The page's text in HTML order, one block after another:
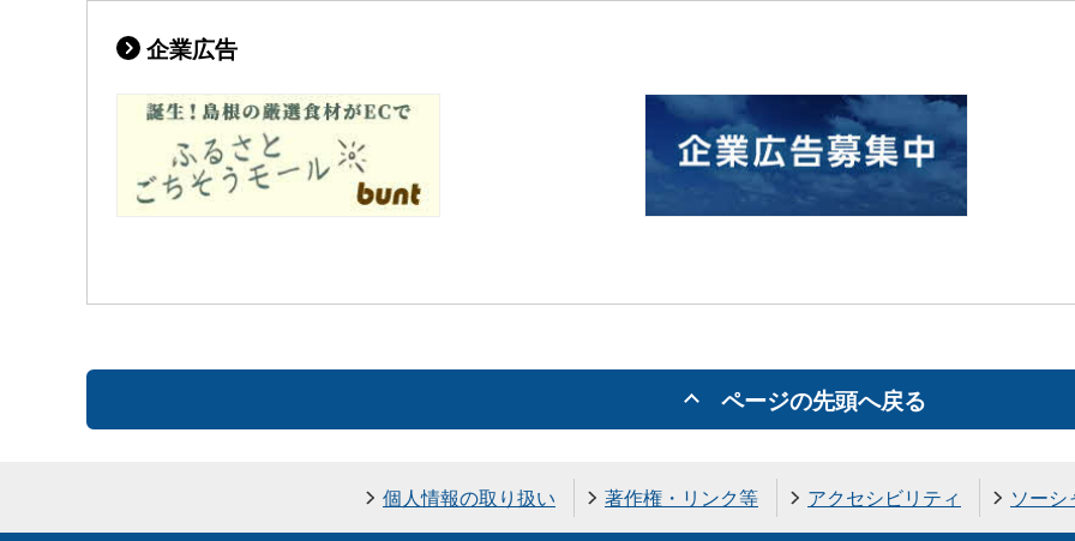
企業広告
ページの先頭へ戻る
個人情報の取り扱い 著作権・リンク等 アクセシビリティ ソー